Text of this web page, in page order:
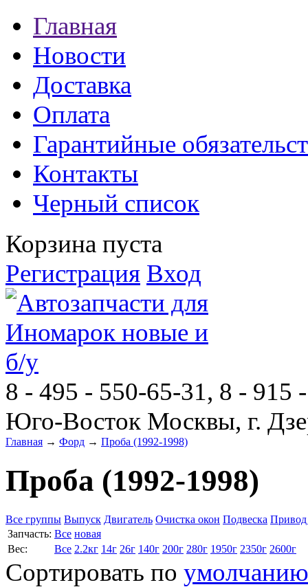
Главная
Новости
Доставка
Оплата
Гарантийные
Контакты
Черный список
Корзина пуста
Регистрация Вход
8 - 495 - 550-65-31, 8 - 915
Юго-Восток Москвы, г.
Главная → Форд → Проба (1992-1998)
Проба (1992-1998)
Все группы Выпуск Двигатель Очистка окон Подвеска Привод
Запчасть: Все новая
Вес:
Все 2.2кг 14г 26г 140г 200г 280г 1950г 2350г 2600г
Сортировать по умолчанию